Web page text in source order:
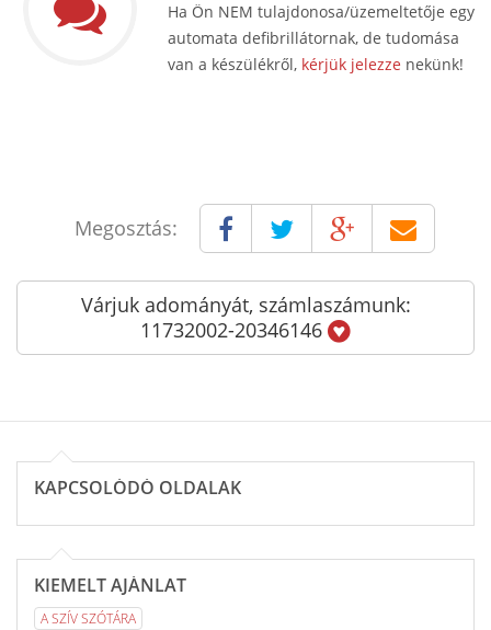
Ha Ön NEM tulajdonosa/üzemeltetője egy
automata defibrillátornak, de tudomása
van a készülékről, kérjük jelezze nekünk!
Megosztás:
Várjuk adományát, számlaszámunk:
11732002-20346146
KAPCSOLÓDÓ OLDALAK
KIEMELT AJÁNLAT
A SZÍV SZÓTÁRA